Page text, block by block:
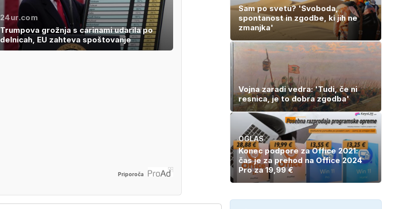
24ur.com
Trumpova grožnja s carinami udarila po
delnicah, EU zahteva spoštovanje
Priporoča
Sam po svetu? 'Svoboda,
spontanost in zgodbe, ki jih ne
zmanjka'
Vojna zaradi vedra: 'Tudi, če ni
resnica, je to dobra zgodba'
OGLAS
Konec podpore za Office 2021:
čas je za prehod na Office 2024
Pro za 19,99 €